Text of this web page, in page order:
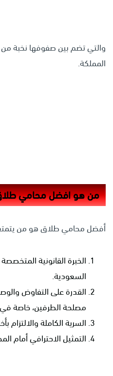
والتي تضم بين صفوفها نخبة
المملكة.
من هوافضل محامي
أفضل محامي طلاق هو من
الخبرة القانونية
السعودية.
القدرة على التفاوض
مصلحة الطرفين، خاصة
السرية الكاملة والالتزام
التمثيل الاحترافي أمام